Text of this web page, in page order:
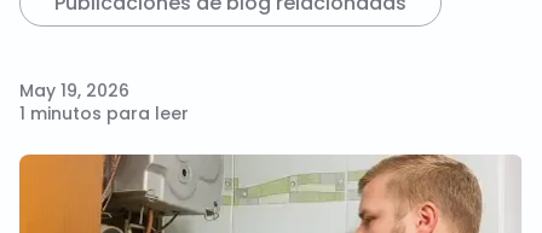
May 19, 2026
1 minutos para leer